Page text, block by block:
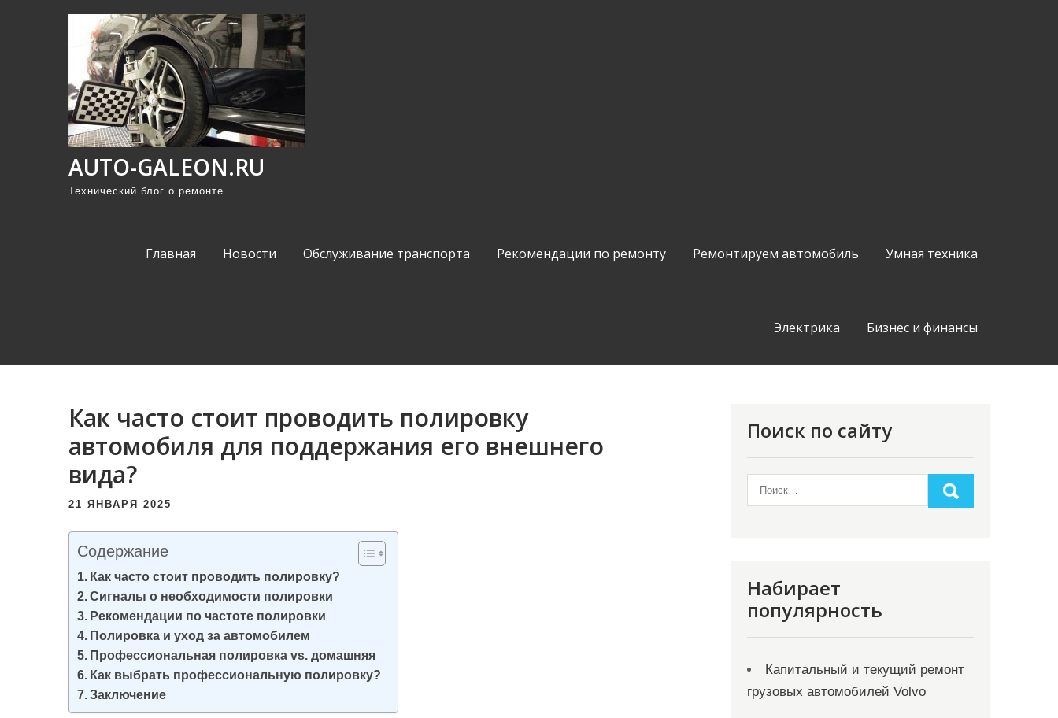
и
AUTO-GALEON.RU
Технический блог о ремонте
Главная Новости Обслуживание транспорта Рекомендации по ремонту Ремонтируем автомобиль Умная техника
Электрика Бизнес и финансы
Как часто стоит проводить полировку
автомобиля для поддержания его внешнего
вида?
21 ЯНВАРЯ 2025
Содержание
Как часто стоит проводить полировку?
Сигналы о необходимости полировки
Рекомендации по частоте полировки
Полировка и уход за автомобилем
Профессиональная полировка vs. домашняя
Как выбрать профессиональную полировку?
Заключение
Поиск по сайту
Набирает
популярность
Капитальный и текущий ремонт
грузовых автомобилей Volvo